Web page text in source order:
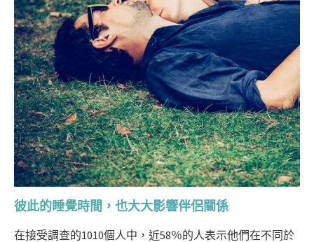
彼此的睡覺時間，也大大影響伴侶關係
在接受調查的1010個人中，近58％的人表示他們在不同於